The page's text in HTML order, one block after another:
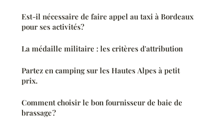
Est-il nécessaire de faire appel au taxi à Bordeaux
pour ses activités?
La médaille militaire : les critères d'attribution
Partez en camping sur les Hautes Alpes à petit
prix.
Comment choisir le bon fournisseur de baie de
brassage ?